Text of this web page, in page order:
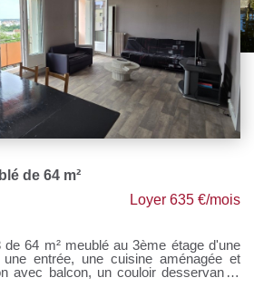
de 64 m²
Loyer 635 €/mois
de 64 m² meublé au 3ème étage d'une
une entrée, une cuisine aménagée et
avec balcon, un couloir desservant 2